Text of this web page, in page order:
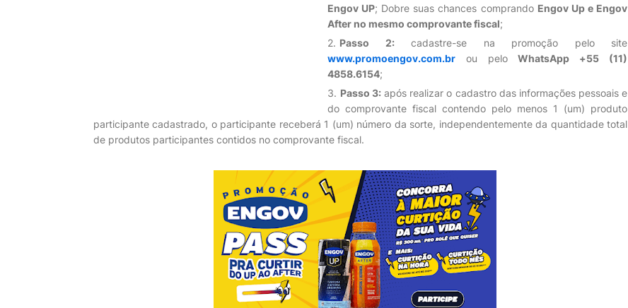
Engov UP; Dobre suas chances comprando Engov Up e Engov
After no mesmo comprovante fiscal;
Passo 2: cadastre-se na promoção pelo site
www.promoengov.com.br ou peloWhatsApp +55 (11)
4858.6154;
Passo 3: após realizar o cadastro das informações pessoais e
do comprovante fiscal contendo pelo menos 1 (um) produto
participante cadastrado, o participante receberá 1 (um) número da sorte, independentemente da quantidade total
de produtos participantes contidos no comprovante fiscal.